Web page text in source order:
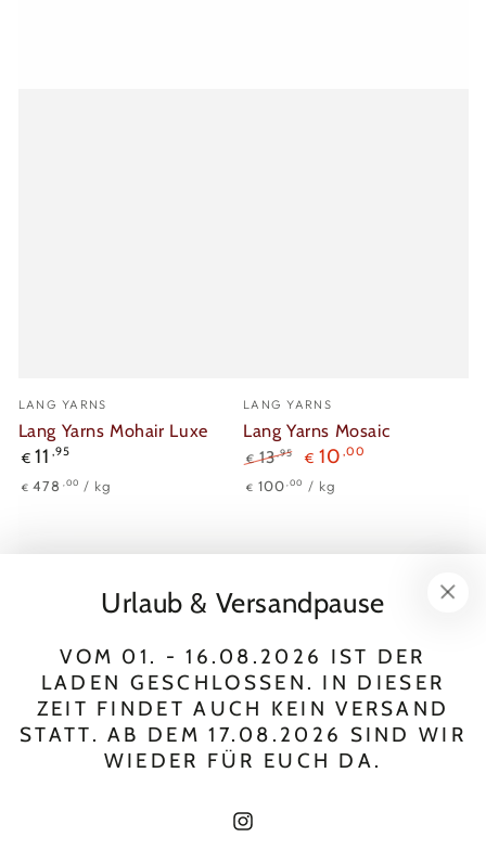
Verkäufer/in:
LANG YARNS
Lang Yarns Mohair Luxe
Regulärer
Preis
€ 11 ,95
Stückpreis
€ 478 ,00 / pro
kg
Verkäufer/in:
LANG YARNS
Lang Yarns Mosaic
Regulärer
€ 13,95
Verkaufspreis
€ 10 ,00
Stückpreis
€ 100 ,00 / pro
kg
Urlaub & Versandpause
VOM 01. - 16.08.2026 IST DER
LADEN GESCHLOSSEN. IN DIESER
ZEIT FINDET AUCH KEIN VERSAND
STATT. AB DEM 17.08.2026 SIND WIR
WIEDER FÜR EUCH DA.
Instagram